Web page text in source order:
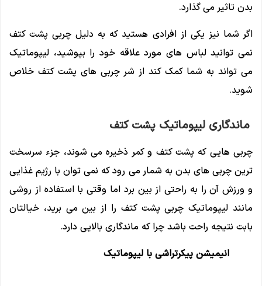
بدن تاثیر می گذارد.
اگر شما نیز یکی از افرادی هستید که به دلیل چربی پشت کتف
نمی توانید لباس های مورد علاقه خود را بپوشید، لیپوماتیک
می تواند به شما کمک کند از شر چربی های پشت کتف خلاص
شوید.
ماندگاری لیپوماتیک پشت کتف
چربی هایی که پشت کتف و کمر ذخیره می شوند، جزء سرسخت
ترین چربی های بدن به شمار می رود که نمی توان با رژیم غذایی
و ورزش آن را به راحتی از بین برد اما وقتی با استفاده از روشی
مانند لیپوماتیک چربی پشت کتف را از بین می برید، خیالتان
بابت نتیجه راحت باشد چرا که ماندگاری بالایی دارد.
انیمیشن پیکرتراشی با لیپوماتیک